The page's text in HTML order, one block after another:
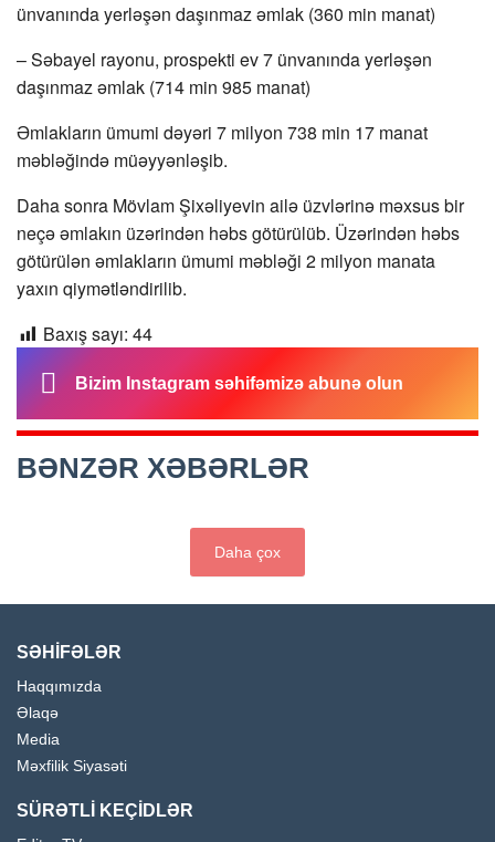
ünvanında yerləşən daşınmaz əmlak (360 min manat)
– Səbayel rayonu, prospekti ev 7 ünvanında yerləşən
daşınmaz əmlak (714 min 985 manat)
Əmlakların ümumi dəyəri 7 milyon 738 min 17 manat
məbləğində müəyyənləşib.
Daha sonra Mövlam Şixəliyevin ailə üzvlərinə məxsus bir
neçə əmlakın üzərindən həbs götürülüb. Üzərindən həbs
götürülən əmlakların ümumi məbləği 2 milyon manata
yaxın qiymətləndirilib.
Baxış sayı: 44
Bizim Instagram səhifəmizə abunə olun
BƏNZƏR XƏBƏRLƏR
Daha çox
SƏHİFƏLƏR
Haqqımızda
Əlaqə
Media
Məxfilik Siyasəti
SÜRƏTLİ KEÇİDLƏR